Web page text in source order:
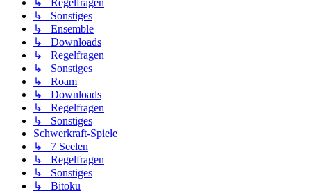
↳ Regelfragen
↳ Sonstiges
↳ Ensemble
↳ Downloads
↳ Regelfragen
↳ Sonstiges
↳ Roam
↳ Downloads
↳ Regelfragen
↳ Sonstiges
Schwerkraft-Spiele
↳ 7 Seelen
↳ Regelfragen
↳ Sonstiges
↳ Bitoku